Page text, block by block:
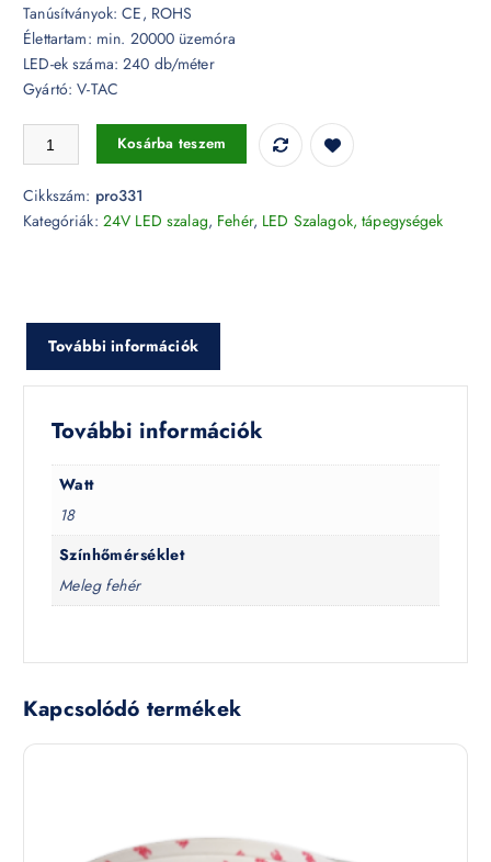
Tanúsítványok: CE, ROHS
Élettartam: min. 20000 üzemóra
LED-ek száma: 240 db/méter
Gyártó: V-TAC
LED szalag SMD2835 - 240 LED/m 24V 3000K IP20 CRI>95 -
Kosárba teszem
Cikkszám: pro331
Kategóriák: 24V LED szalag, Fehér, LED Szalagok, tápegységek
További információk
További információk
Watt
18
Színhőmérséklet
Meleg fehér
Kapcsolódó termékek